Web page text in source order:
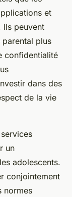
et
Ils peuvent
plus
confidentialité
dans des
de la vie
un
adolescents.
conjointement
normes